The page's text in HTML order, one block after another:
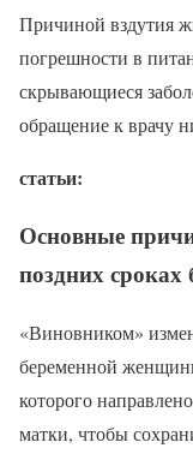
Причиной вздутия
погрешности в
скрывающиеся
обращение к врачу
статьи:
Основные
поздних сроках
«Виновником»
беременной
которого
матки, чтобы